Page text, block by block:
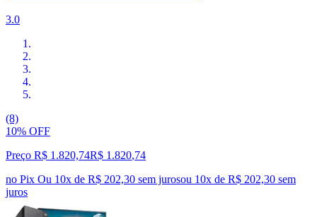
3.0
(8)
10% OFF
Preço R$ 1.820,74R$ 1.820,74
no Pix Ou 10x de R$ 202,30 sem jurosou 10x de R$ 202,30 sem
juros